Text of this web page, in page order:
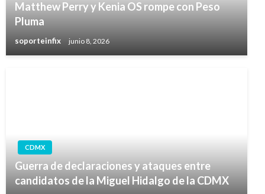
Matthew Perry y Kenia OS rompe con Peso
Pluma
soporteinfix junio 8, 2026
CDMX
Guerra de declaraciones y ataques entre
candidatos de la Miguel Hidalgo de la CDMX